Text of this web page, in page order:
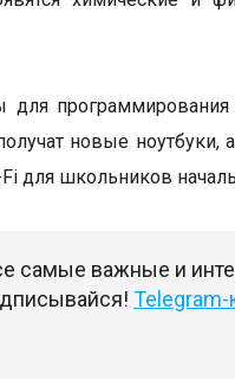
новые ноутбуки,
для школьников
самые важные и
Telegram-